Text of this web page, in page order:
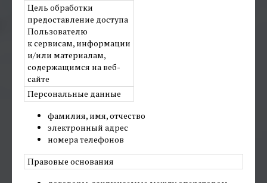
Цель обработки
предоставление доступа
Пользователю
к сервисам, информации
и/или материалам,
содержащимся на веб-
сайте
Персональные данные
фамилия, имя, отчество
электронный адрес
номера телефонов
Правовые основания